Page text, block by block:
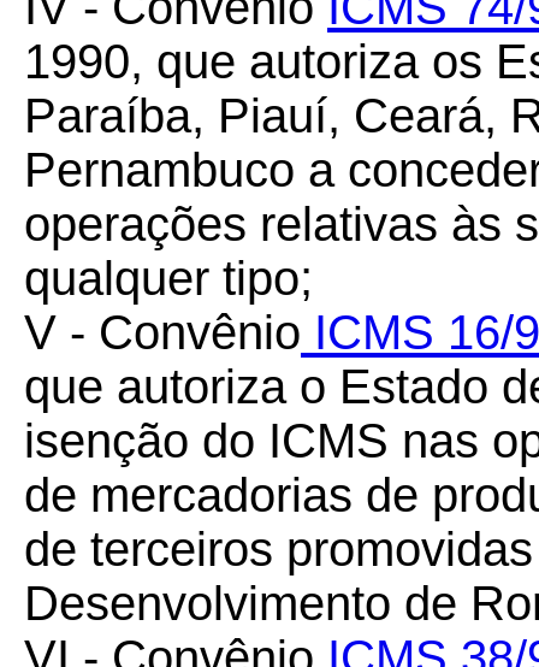
1990, que autoriza os
Paraíba, Piauí, Ceará,
Pernambuco a
operações relativas às
qualquer tipo;
V - Convênio ICMS 16/
que autoriza o Estado
isenção do ICMS nas
de mercadorias de
de terceiros
Desenvolvimento de